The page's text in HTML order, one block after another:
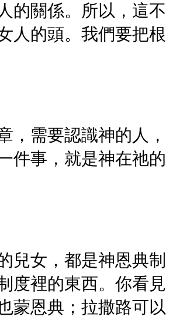
的關係。所以，這不
人的頭。我們要把根
，需要認識神的人，
件事，就是神在祂的
兒女，都是神恩典制
度裡的東西。你看見
蒙恩典；拉撒路可以